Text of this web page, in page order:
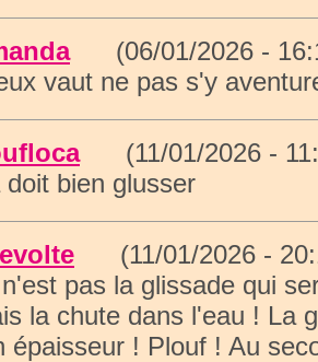
(06/01/2026 -
vaut ne pas s'y
(11/01/2026 -
doit bien glusser
(11/01/2026 -
pas la glissade qui
la chute dans l'eau ! La
épaisseur ! Plouf ! Au